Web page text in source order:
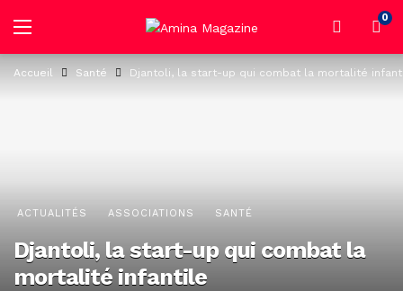
0
Accueil Santé Djantoli, la start-up qui combat la mortalité
ACTUALITÉS ASSOCIATIONS SANTÉ
Djantoli, la start-up qui combat la
mortalité infantile